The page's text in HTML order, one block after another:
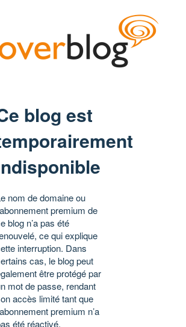
blog est
nom de domaine ou
premium de
blog n’a pas été
ce qui explique
interruption. Dans
cas, le blog peut
être protégé par
mot de passe, rendant
accès limité tant que
premium n’a
été réactivé.